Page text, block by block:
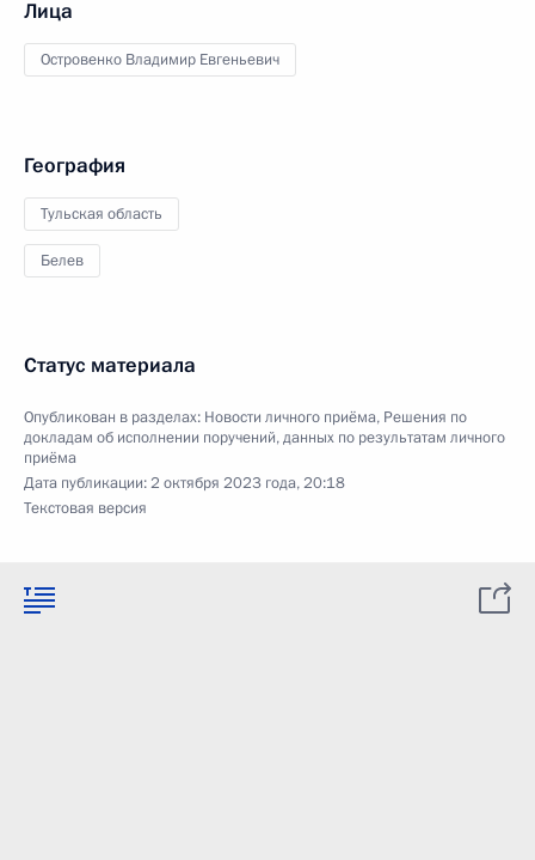
Лица
Островенко Владимир Евгеньевич
География
Тульская область
Белев
Статус материала
Опубликован в разделах: Новости личного приёма, Решения по
докладам об исполнении поручений, данных по результатам личного
приёма
Дата публикации:2 октября 2023 года, 20:18
Текстовая версия